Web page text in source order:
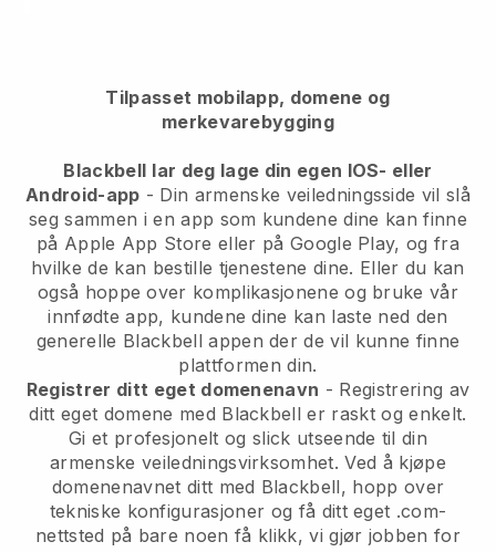
Tilpasset mobilapp, domene og
merkevarebygging
Blackbell lar deg lage din egen IOS- eller
Android-app - Din armenske veiledningsside vil slå
seg sammen i en app som kundene dine kan finne
på Apple App Store eller på Google Play, og fra
hvilke de kan bestille tjenestene dine. Eller du kan
også hoppe over komplikasjonene og bruke vår
innfødte app, kundene dine kan laste ned den
generelle Blackbell appen der de vil kunne finne
plattformen din.
Registrer ditt eget domenenavn - Registrering av
ditt eget domene med Blackbell er raskt og enkelt.
Gi et profesjonelt og slick utseende til din
armenske veiledningsvirksomhet. Ved å kjøpe
domenenavnet ditt med Blackbell, hopp over
tekniske konfigurasjoner og få ditt eget .com-
nettsted på bare noen få klikk, vi gjør jobben for